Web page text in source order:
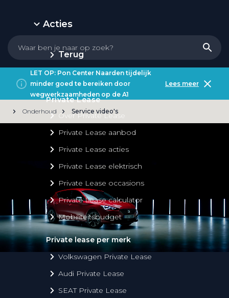
Acties
Terug
Private Lease
Over Private Lease
Private Lease aanbod
Private Lease acties
Private Lease elektrisch
Private Lease occasions
Private Lease calculator
Mobiliteitsbudget
Private lease per merk
Volkswagen Private Lease
Audi Private Lease
SEAT Private Lease
LET OP: Pon Center Naarden tijdelijk
minder goed te bereiken door
wegwerkzaamheden op de A1
Lees meer
Onderhoud Service video's